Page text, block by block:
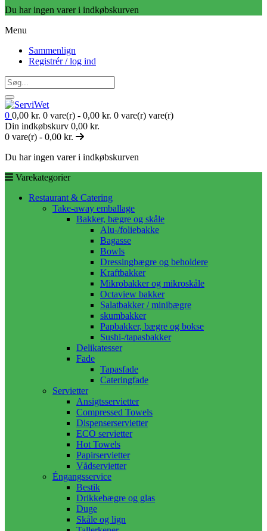
Du har ingen varer i indkøbskurven
Menu
Sammenlign
Registrér / log ind
0 0,00 kr. 0 vare(r) - 0,00 kr. 0 vare(r) vare(r)
Din indkøbskurv 0,00 kr.
0 vare(r) - 0,00 kr.
Du har ingen varer i indkøbskurven
Varekategorier
Restaurant & Catering
Take-away emballage
Bakker, bægre og skåle
Alu-/foliebakke
Bagasse
Bowls
Dressingbægre og beholdere
Kraftbakker
Mikrobakker og mikroskåle
Octaview bakker
Salatbakker / minibægre
skumbakker
Papbakker, bægre og bokse
Sushi-/tapasbakker
Delikatesser
Fade
Tapasfade
Cateringfade
Servietter
Ansigtsservietter
Compressed Towels
Dispenserservietter
ECO servietter
Hot Towels
Papirservietter
Vådservietter
Éngangsservice
Bestik
Drikkebægre og glas
Duge
Skåle og lign